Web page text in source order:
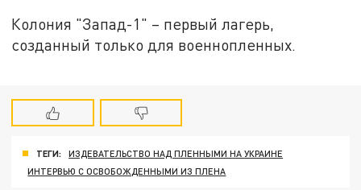
Колония "Запад-1" – первый лагерь,
созданный только для военнопленных.
ТЕГИ:
ИЗДЕВАТЕЛЬСТВО НАД ПЛЕННЫМИ НА УКРАИНЕ
ИНТЕРВЬЮ С ОСВОБОЖДЕННЫМИ ИЗ ПЛЕНА